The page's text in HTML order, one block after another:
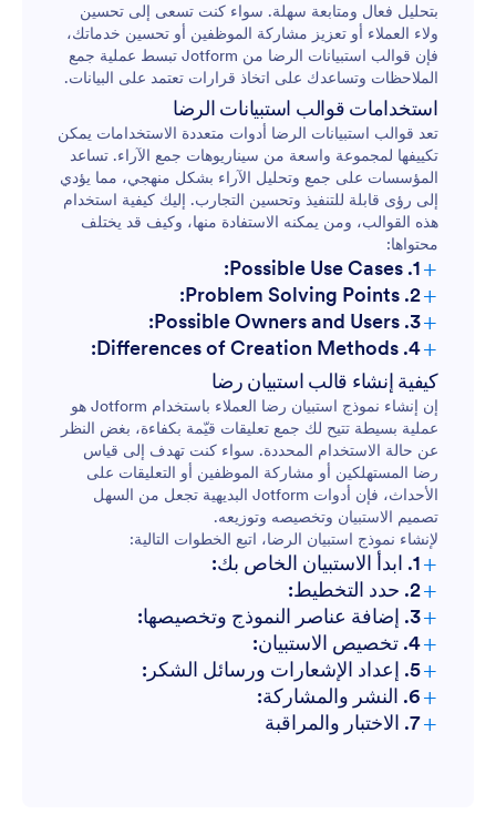
بتحليل فعال ومتابعة سهلة. سواء كنت تسعى إلى تحسين
ولاء العملاء أو تعزيز مشاركة الموظفين أو تحسين خدماتك،
فإن قوالب استبيانات الرضا من Jotform تبسط عملية جمع
الملاحظات وتساعدك على اتخاذ قرارات تعتمد على البيانات.
استخدامات قوالب استبيانات الرضا
تعد قوالب استبيانات الرضا أدوات متعددة الاستخدامات يمكن
تكييفها لمجموعة واسعة من سيناريوهات جمع الآراء. تساعد
المؤسسات على جمع وتحليل الآراء بشكل منهجي، مما يؤدي
إلى رؤى قابلة للتنفيذ وتحسين التجارب. إليك كيفية استخدام
هذه القوالب، ومن يمكنه الاستفادة منها، وكيف قد يختلف
محتواها:
+
1. Possible Use Cases:
+
2. Problem Solving Points:
+
3. Possible Owners and Users:
+
4. Differences of Creation Methods:
استطلاعات المستهلكين
استطلاعات الموظفين
استطلاعات رأي المرضى
استطلاعات الحدث
كيفية إنشاء قالب استبيان رضا
إن إنشاء نموذج استبيان رضا العملاء باستخدام Jotform هو
عملية بسيطة تتيح لك جمع تعليقات قيّمة بكفاءة، بغض النظر
عن حالة الاستخدام المحددة. سواء كنت تهدف إلى قياس
رضا المستهلكين أو مشاركة الموظفين أو التعليقات على
الأحداث، فإن أدوات Jotform البديهية تجعل من السهل
تصميم الاستبيان وتخصيصه وتوزيعه.
لإنشاء نموذج استبيان الرضا، اتبع الخطوات التالية:
+1. ابدأ الاستبيان الخاص بك:
+2. حدد التخطيط:
+3. إضافة عناصر النموذج وتخصيصها:
+4. تخصيص الاستبيان:
+5. إعداد الإشعارات ورسائل الشكر:
+6. النشر والمشاركة:
+7. الاختبار والمراقبة